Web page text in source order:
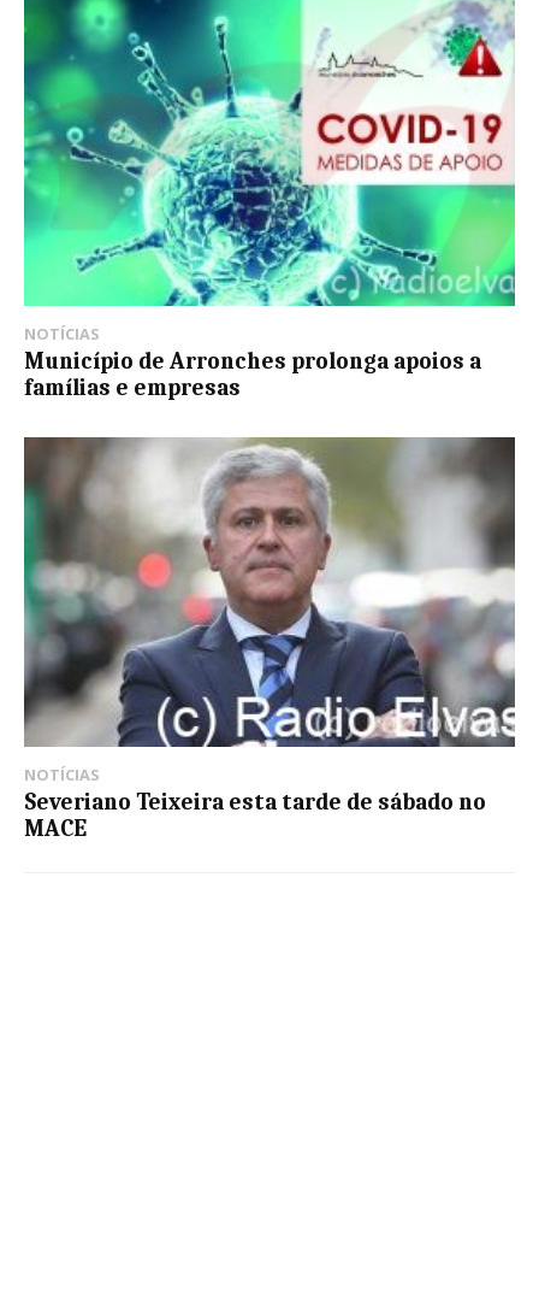
NOTÍCIAS
Município de Arronches prolonga apoios a
famílias e empresas
NOTÍCIAS
Severiano Teixeira esta tarde de sábado no
MACE